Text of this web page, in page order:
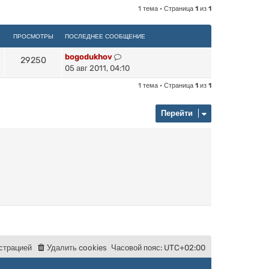
1 тема • Страница 1 из 1
ПРОСМОТРЫ ПОСЛЕДНЕЕ СООБЩЕНИЕ
29250
bogodukhov
05 авг 2011, 04:10
1 тема • Страница 1 из 1
Перейти
Часовой пояс: UTC+02:00
Удалить cookies
трацией